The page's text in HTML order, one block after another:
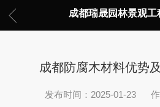
成都瑞晟园林景观工
成都防腐木材料优势
发布时间：2025-01-23